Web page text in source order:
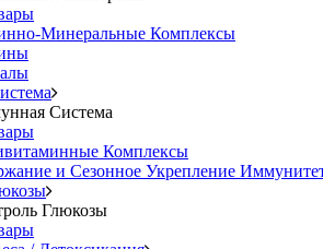
Минеральные Комплексы
Система
Комплексы
и Сезонное Укрепление
Глюкозы